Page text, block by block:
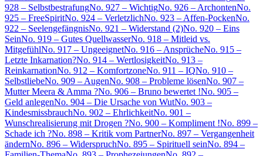
928 – SelbstbestrafungNo. 927 – WichtigNo. 926 – ArchontenNo.
925 – FreeSpiritNo. 924 – VerletzlichNo. 923 – Affen-PockenNo.
922 – SeelengefängnisNo. 921 – Widerstand (2)No. 920 – Eins
SeinNo. 919 – Gutes QuellwasserNo. 918 – Mitleid vs.
MitgefühlNo. 917 – UngeeignetNo. 916 – AnsprücheNo. 915 –
Letzte Inkarnation?No. 914 – WertlosigkeitNo. 913 –
ReinkarnationNo. 912 – KomfortzoneNo. 911 – IQNo. 910 –
SelbstliebeNo. 909 – AugenNo. 908 – Probleme lösenNo. 907 –
Mutter Meera & Amma ?No. 906 – Bruno bewertet !No. 905 –
Geld anlegenNo. 904 – Die Ursache von WutNo. 903 –
KindesmissbrauchNo. 902 – EhrlichkeitNo. 901 –
Wunschrealisierung mit Drogen ?No. 900 – Kompliment !No. 899 –
Schade ich ?No. 898 – Kritik vom PartnerNo. 897 – Vergangenheit
ändernNo. 896 – WiderspruchNo. 895 – Spirituell seinNo. 894 –